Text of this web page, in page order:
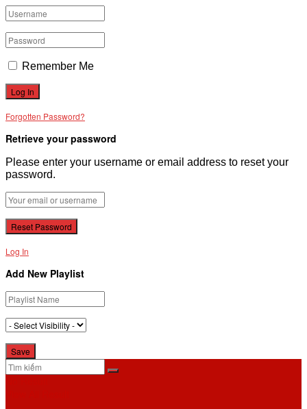
Remember Me
Forgotten Password?
Retrieve your password
Please enter your username or email address to reset your
password.
Log In
Add New Playlist